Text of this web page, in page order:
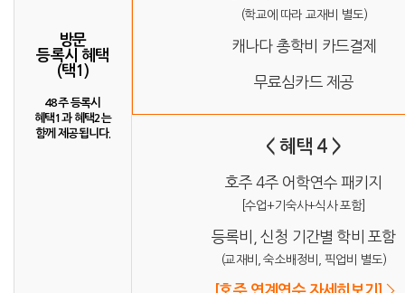
방문
등록시 혜택
(택1)
48주 등록시
혜택1과 혜택2는
함께 제공됩니다.
(학교에 따라 교재비 별도)
캐나다 총학비 카드결제
무료심카드 제공
< 혜택 4 >
호주 4주 어학연수 패키지
[수업+기숙사+식사 포함]
등록비, 신청 기간별 학비 포함
(교재비, 숙소배정비, 픽업비 별도)